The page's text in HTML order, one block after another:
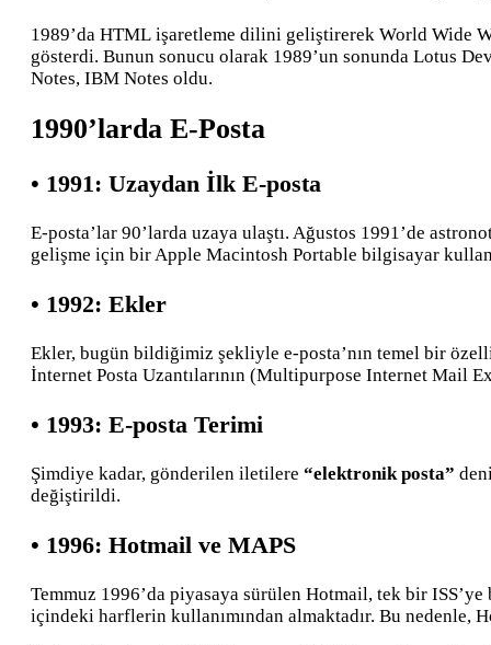
1989’da HTML işaretleme dilini geliştirerek World Wide
gösterdi. Bunun sonucu olarak 1989’un sonunda Lotus
Notes, IBM Notes oldu.
1990’larda E-Posta
• 1991: Uzaydan İlk E-posta
E-posta’lar 90’larda uzaya ulaştı. Ağustos 1991’de
gelişme için bir Apple Macintosh Portable bilgisayar
• 1992: Ekler
Ekler, bugün bildiğimiz şekliyle e-posta’nın temel bir
İnternet Posta Uzantılarının (Multipurpose Internet Mail
• 1993: E-posta Terimi
Şimdiye kadar, gönderilen iletilere “elektronik posta”
değiştirildi.
• 1996: Hotmail ve MAPS
Temmuz 1996’da piyasaya sürülen Hotmail, tek bir
içindeki harflerin kullanımından almaktadır. Bu nedenle,